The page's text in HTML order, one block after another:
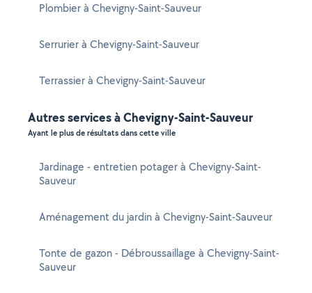
Plombier à Chevigny-Saint-Sauveur
Serrurier à Chevigny-Saint-Sauveur
Terrassier à Chevigny-Saint-Sauveur
Autres services à Chevigny-Saint-Sauveur
Ayant le plus de résultats dans cette ville
Jardinage - entretien potager à Chevigny-Saint-
Sauveur
Aménagement du jardin à Chevigny-Saint-Sauveur
Tonte de gazon - Débroussaillage à Chevigny-Saint-
Sauveur